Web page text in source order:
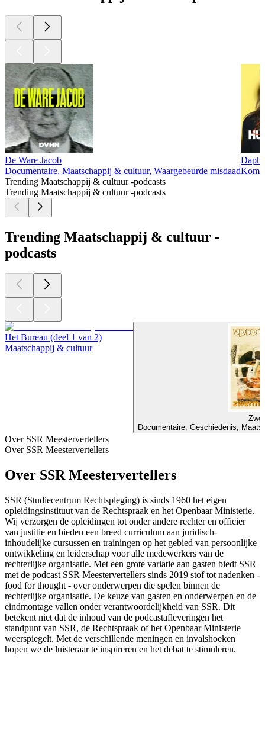
De Ware Jacob
Documentaire, Maatschappij & cultuur, Waargebeurde misdaad
Trending Maatschappij & cultuur -podcasts
Trending Maatschappij & cultuur -podcasts
Trending Maatschappij & cultuur -
podcasts
Het Bureau (deel 1 van 2)
Maatschappij & cultuur
Documentaire, Geschiedenis,
Over SSR Meestervertellers
Over SSR Meestervertellers
Over SSR Meestervertellers
SSR (Studiecentrum Rechtspleging) is sinds 1960 het eigen
opleidingsinstituut van de Rechtspraak en het Openbaar Ministerie.
Wij verzorgen de opleidingen tot onder andere rechter en officier
van justitie en bieden een breed curriculum aan juridisch-
inhoudelijke cursussen en trainingen op het gebied van persoonlijke
ontwikkeling en leiderschap voor alle medewerkers van de
rechterlijke organisatie. Met een grote variatie aan gasten biedt SSR
met de podcast SSR Meestervertellers sinds 2019 stof tot nadenken -
food for thought - over onderwerpen die spelen binnen de
rechterlijke organisatie. De keuze van gasten en onderwerpen en de
eindmontage vallen onder verantwoordelijkheid van SSR. Dit
betekent niet dat de inhoud van de podcastafleveringen het
standpunt van SSR, de Rechtspraak of het Openbaar Ministerie
weerspiegelt. Met de verschillende meningen en invalshoeken
hopen we de luisteraar te inspireren en het debat te stimuleren.